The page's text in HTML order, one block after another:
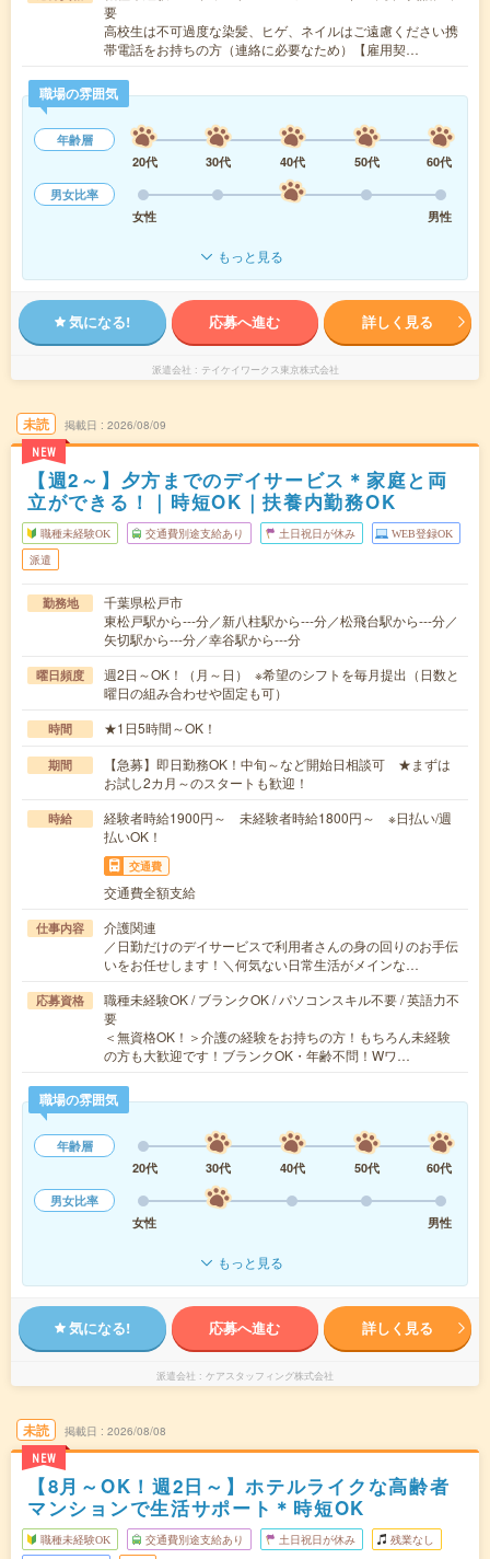
要
高校生は不可過度な染髪、ヒゲ、ネイルはご遠慮ください携
帯電話をお持ちの方（連絡に必要なため）【雇用契…
職場の雰囲気
年齢層
20代
30代 40代 50代
60代
男女比率
女性
男性
もっと見る
気になる! 応募へ進む 詳しく見る
派遣会社 テイケイワークス東京株式会社
未読
NEW
掲載日 2026/08/09
【週2～】夕方までのデイサービス＊家庭と両
立ができる！｜時短OK｜扶養内勤務OK
職種未経験OK 交通費別途支給あり 土日祝日が休み WEB登録OK
派遣
勤務地
千葉県松戸市
東松戸駅から---分／新八柱駅から---分／松飛台駅から---分／
矢切駅から---分／幸谷駅から---分
曜日頻度
週2日～OK！（月～日） ※希望のシフトを毎月提出（日数と
曜日の組み合わせや固定も可）
時間 ★1日5時間～OK！
期間
【急募】即日勤務OK！中旬～など開始日相談可 ★まずは
お試し2カ月～のスタートも歓迎！
時給
経験者時給1900円～ 未経験者時給1800円～ ※日払い/週
払いOK！
交通費
交通費全額支給
仕事内容
介護関連
／日勤だけのデイサービスで利用者さんの身の回りのお手伝
いをお任せします！＼何気ない日常生活がメインな…
応募資格
職種未経験OK / ブランクOK / パソコンスキル不要 / 英語力不
要
＜無資格OK！＞介護の経験をお持ちの方！もちろん未経験
の方も大歓迎です！ブランクOK・年齢不問！Wワ…
職場の雰囲気
年齢層
20代
30代 40代 50代
60代
男女比率
女性
男性
もっと見る
気になる! 応募へ進む 詳しく見る
派遣会社 ケアスタッフィング株式会社
未読
NEW
掲載日 2026/08/08
【8月～OK！週2日～】ホテルライクな高齢者
マンションで生活サポート＊時短OK
職種未経験OK 交通費別途支給あり 土日祝日が休み 残業なし